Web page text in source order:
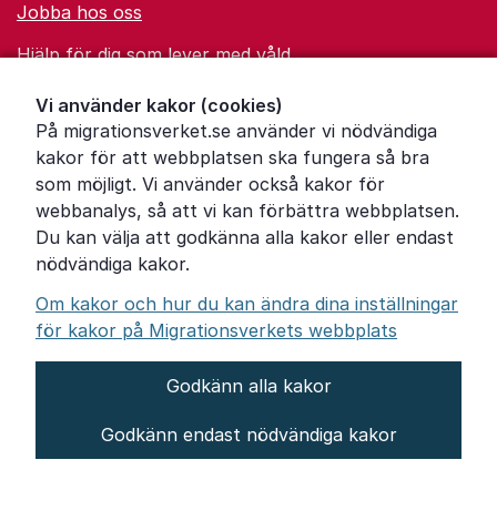
Vi använder kakor (cookies)
På migrationsverket.se använder vi nödvändiga
kakor för att webbplatsen ska fungera så bra
som möjligt. Vi använder också kakor för
webbanalys, så att vi kan förbättra webbplatsen.
Du kan välja att godkänna alla kakor eller endast
nödvändiga kakor.
Om kakor och hur du kan ändra dina inställningar
för kakor på Migrationsverkets webbplats
Godkänn alla kakor
Godkänn endast nödvändiga kakor
Jobba hos oss
Hjälp för dig som lever med våld
Ordförklaringar
Om Migrationsverket
Pressrum
Tillgänglighetsredogörelse
Other languages
Behandling av personuppgifter